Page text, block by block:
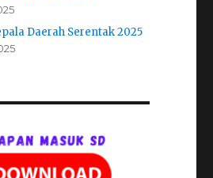
Daerah Serentak 2025